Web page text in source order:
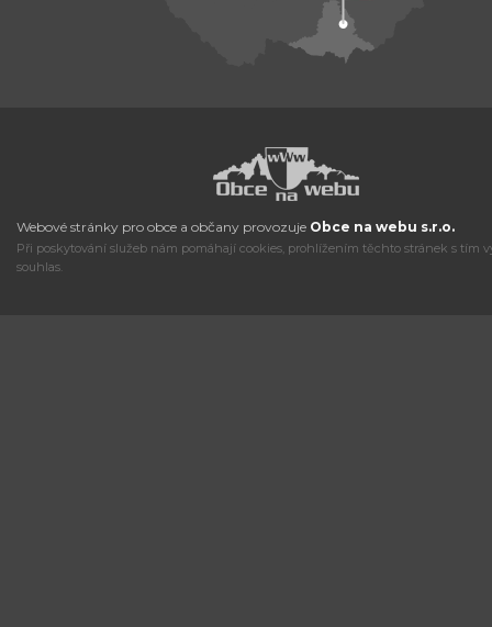
Webové stránky pro obce a občany provozuje Obce na webu s.r.o.
Při poskytování služeb nám pomáhají cookies, prohlížením těchto stránek s tím
souhlas.